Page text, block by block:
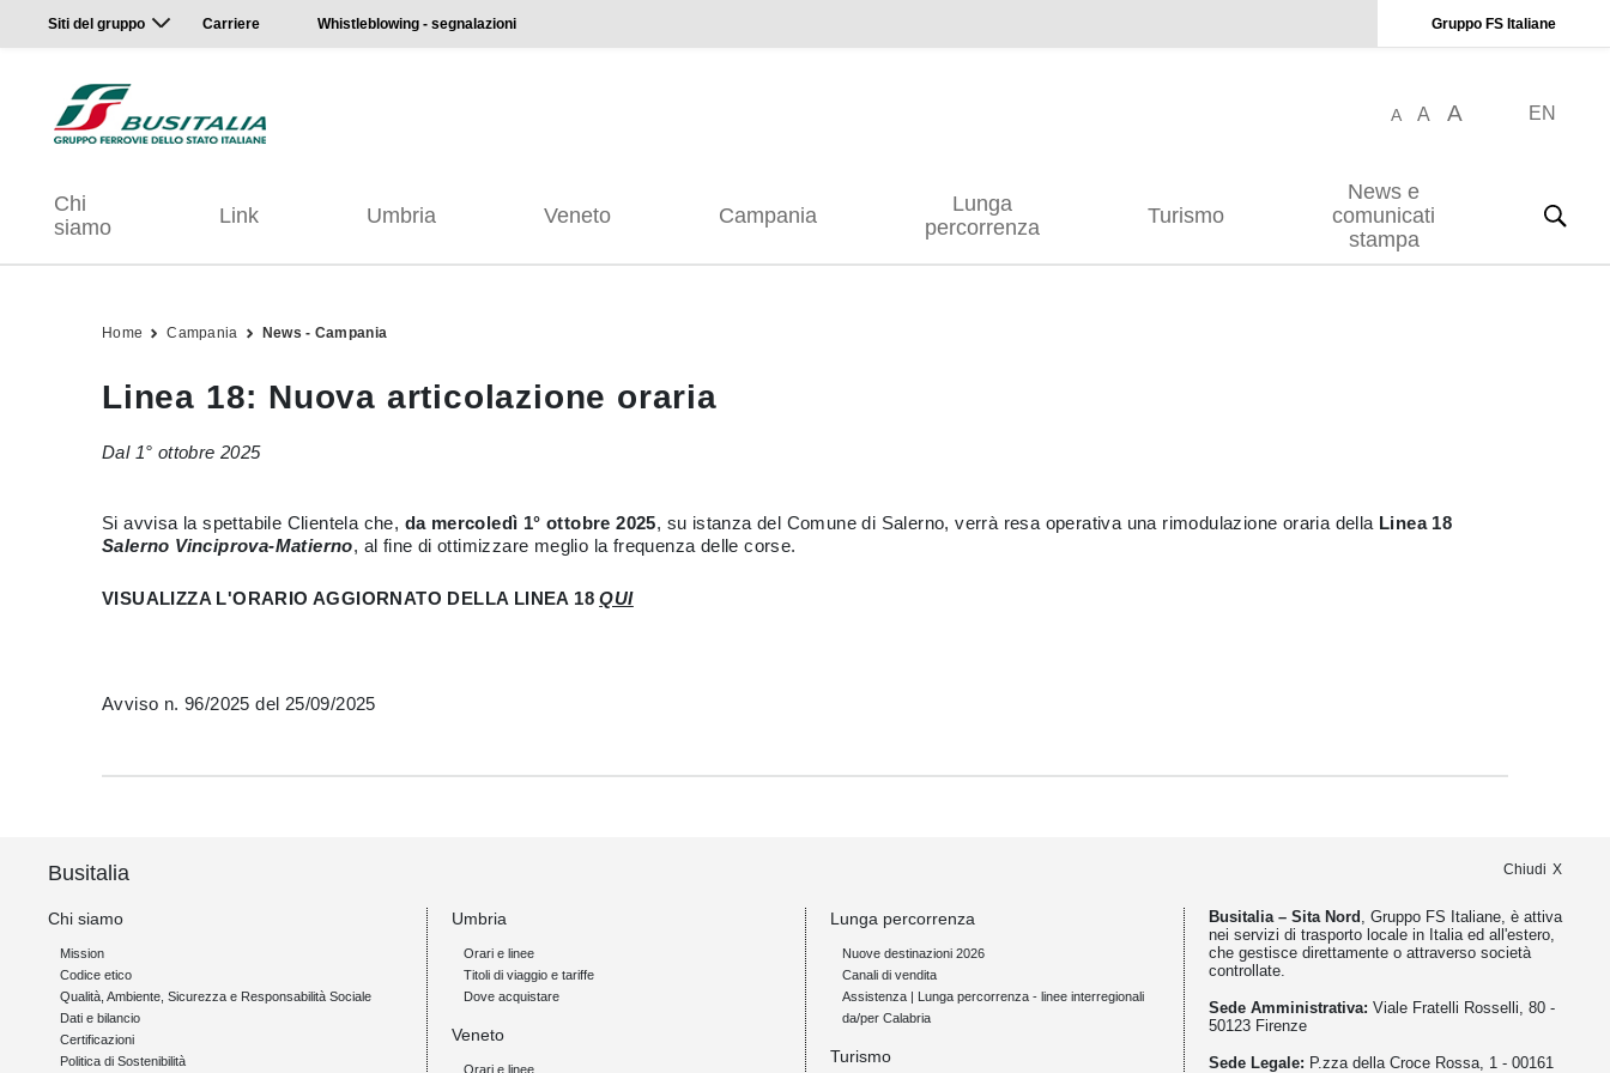
Siti del gruppo Carriere Whistleblowing - segnalazioni Gruppo FS Italiane
A A A EN
Chi
siamo
Link Umbria Veneto Campania
Lunga
percorrenza
Turismo
News e
comunicati
stampa
Home Campania News - Campania
Linea 18: Nuova articolazione oraria
Dal 1° ottobre 2025
Si avvisa la spettabile Clientela che, da mercoledì 1° ottobre 2025, su istanza del Comune di Salerno, verrà resa operativa una rimodulazione oraria della Linea 18
Salerno Vinciprova-Matierno, al fine di ottimizzare meglio la frequenza delle corse.
VISUALIZZA L'ORARIO AGGIORNATO DELLA LINEA 18QUI
Avviso n. 96/2025 del 25/09/2025
Busitalia Chiudi
Chi siamo
Mission
Codice etico
Qualità, Ambiente, Sicurezza e Responsabilità Sociale
Dati e bilancio
Certificazioni
Politica di Sostenibilità
Umbria
Orari e linee
Titoli di viaggio e tariffe
Dove acquistare
Veneto
Orari e linee
Lunga percorrenza
Nuove destinazioni 2026
Canali di vendita
Assistenza | Lunga percorrenza - linee interregionali
da/per Calabria
Turismo
Busitalia – Sita Nord , Gruppo FS Italiane, è attiva
nei servizi di trasporto locale in Italia ed all'estero,
che gestisce direttamente o attraverso società
controllate.
Sede Amministrativa: Viale Fratelli Rosselli, 80 -
50123 Firenze
Sede Legale: P.zza della Croce Rossa, 1 - 00161